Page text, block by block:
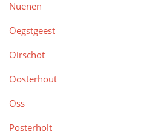
Nuenen
Oegstgeest
Oirschot
Oosterhout
Oss
Posterholt